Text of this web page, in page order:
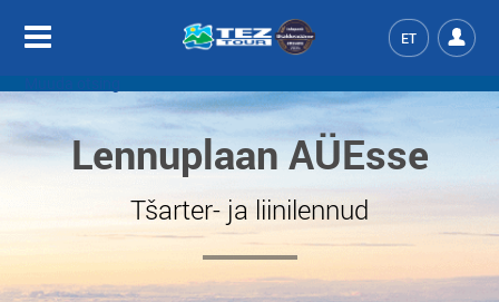
ET
Lennuplaan AÜEsse
Tšarter- ja liinilennud